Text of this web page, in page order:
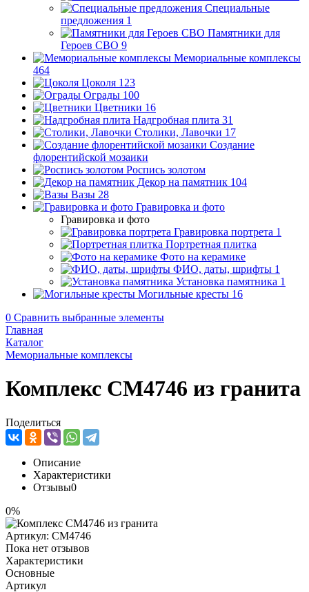
Специальные
предложения 1
Памятники для
Героев СВО 9
Мемориальные комплексы
464
Цоколя 123
Ограды 100
Цветники 16
Надгробная плита 31
Столики, Лавочки 17
Создание
флорентийской мозаики
Роспись золотом
Декор на памятник 104
Вазы 28
Гравировка и фото
Гравировка и фото
Гравировка портрета 1
Портретная плитка
Фото на керамике
ФИО, даты, шрифты 1
Установка памятника 1
Могильные кресты 16
0 Сравнить выбранные элементы
Главная
Каталог
Мемориальные комплексы
Комплекс CM4746 из гранита
Поделиться
Описание
Характеристики
Отзывы0
0%
Артикул: CM4746
Пока нет отзывов
Характеристики
Основные
Артикул